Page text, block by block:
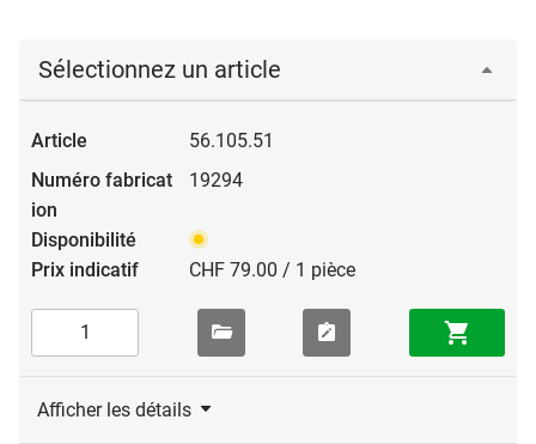
Sélectionnez un article
56.105.51
19294
CHF 79.00 / 1 pièce
Afficher les détails